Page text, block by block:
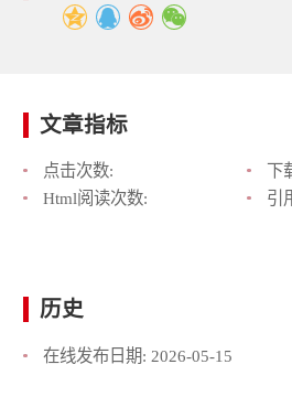
文章指标
点击次数:
下
Html阅读次数:
引
历史
在线发布日期: 2026-05-15